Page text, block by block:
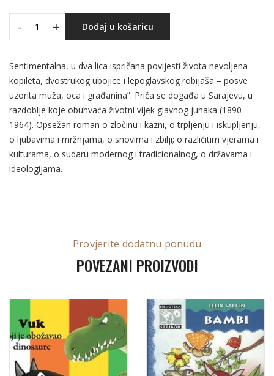
- + Dodaj u košaricu
Sentimentalna, u dva lica ispričana povijesti života nevoljena
kopileta, dvostrukog ubojice i lepoglavskog robijaša – posve
uzorita muža, oca i građanina”. Priča se događa u Sarajevu, u
razdoblje koje obuhvaća životni vijek glavnog junaka (1890 –
1964). Opsežan roman o zločinu i kazni, o trpljenju i iskupljenju,
o ljubavima i mržnjama, o snovima i zbilji; o različitim vjerama i
kulturama, o sudaru modernog i tradicionalnog, o državama i
ideologijama.
Provjerite dodatnu ponudu
POVEZANI PROIZVODI